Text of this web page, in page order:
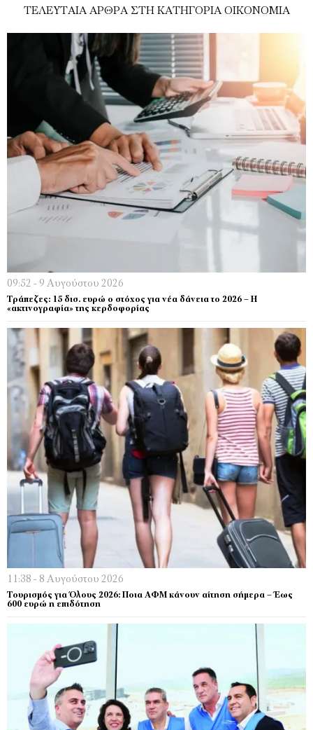
ΤΕΛΕΥΤΑΊΑ ΆΡΘΡΑ ΣΤΗ ΚΑΤΗΓΟΡΊΑ ΟΙΚΟΝΟΜΊΑ
09:52 - 9 Αυγούστου 2026
Τράπεζες: 15 δισ. ευρώ ο στόχος για νέα δάνεια το 2026 – Η
«ακτινογραφία» της κερδοφορίας
11:38 - 8 Αυγούστου 2026
Τουρισμός για Όλους 2026: Ποια ΑΦΜ κάνουν αίτηση σήμερα – Έως
600 ευρώ η επιδότηση